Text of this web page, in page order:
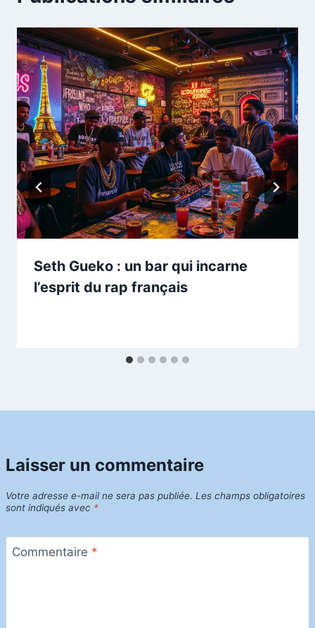
Seth Gueko : un bar qui incarne
l’esprit du rap français
Laisser un commentaire
Votre adresse e-mail ne sera pas publiée. Les champs obligatoires
sont indiqués avec *
Commentaire *